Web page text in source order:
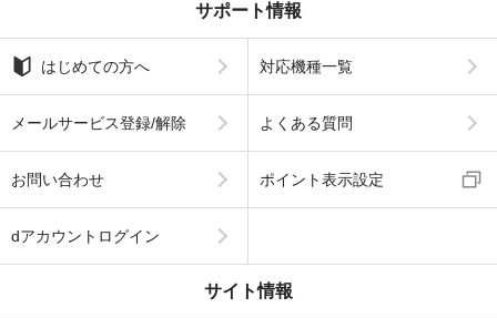
サポート情報
はじめての方へ 対応機種一覧
メールサービス登録/解除 よくある質問
お問い合わせ ポイント表示設定
dアカウントログイン
サイト情報